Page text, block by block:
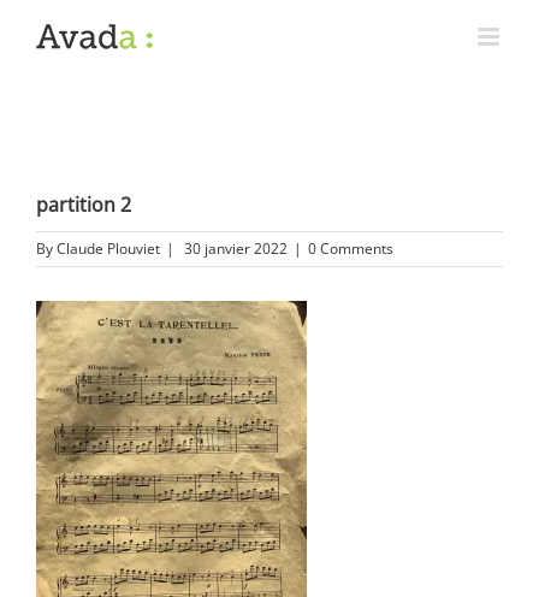
partition 2
ByClaude Plouviet | 30 janvier 2022 | 0 Comments